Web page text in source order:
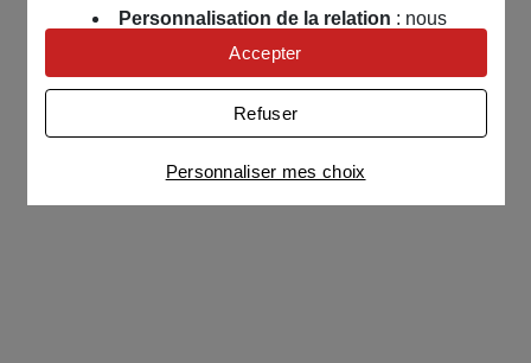
Personnalisation de la relation : nous
nous servons de cookies pour adapter nos
contenus et personnaliser nos offres
Univers publicitaire: nous utilisons avec
nos partenaires des cookies pour afficher des
publicités personnalisées
Connaître notre politique cookies et la liste de nos
partenaires
Personnaliser mes choix
Refuser
Accepter